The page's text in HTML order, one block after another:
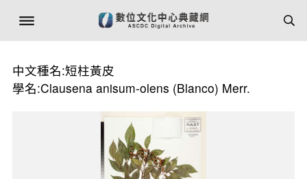
中文種名:短柱黃皮
學名:Clausena anisum-olens (Blanco) Merr.